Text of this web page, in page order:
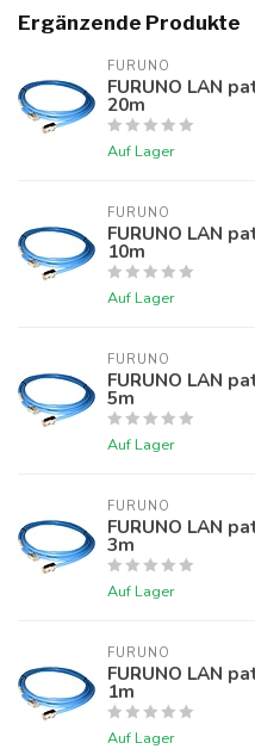
Ergänzende Produkte
FURUNO
FURUNO LAN
20m
Auf Lager
FURUNO
FURUNO LAN
10m
Auf Lager
FURUNO
FURUNO LAN
5m
Auf Lager
FURUNO
FURUNO LAN
3m
Auf Lager
FURUNO
FURUNO LAN
1m
Auf Lager